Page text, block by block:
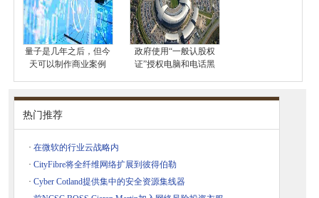
量子是几年之后，但今
天可以制作商业案例
政府使用“一般认股权
证”授权电脑和电话黑
热门推荐
· 在微软的行业云战略内
· CityFibre将全纤维网络扩展到彼得伯勒
· Cyber​​ Cotland提供集中的安全资源集线器